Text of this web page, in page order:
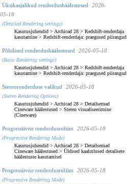
Üksikasjalikud renderdushäälestused
2026-
05-18
(Detailed Rendering settings)
Kasutusjuhendid > Archicad 28 > Redshift-renderdaja
kasutamine > Redshift-renderdaja: praegused piirangud
Põhilised renderdushäälestused 2026-05-18
(Basic Rendering settings)
Kasutusjuhendid > Archicad 28 > Redshift-renderdaja
kasutamine > Redshift-renderdaja: praegused piirangud
Stereorenderduse valikud 2026-05-18
(Stereo Rendering Options)
Kasutusjuhendid > Archicad 28 > Detailsemad
Cineware häälestused > Stereo visualiseerimine
(Cineware)
Progressiivne renderdusrežiim 2026-05-18
(Progressive Rendering Mode)
Kasutusjuhendid > Archicad 28 > Detailsemad
Cineware häälestused > Üldised kaalutlused detailsete
häälestuste kasutamisel
Progressiivne renderdusrežiim 2026-05-18
(Progressive Rendering Mode)